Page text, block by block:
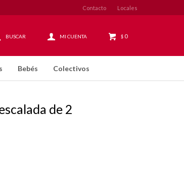
Bebés Colectivos
$ 0
Contacto Locales
de 2